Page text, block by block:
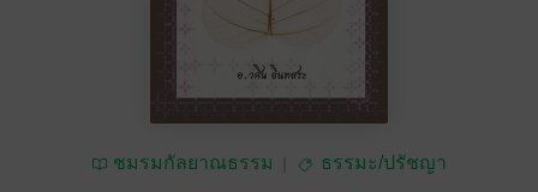
ชมรมกัลยาณธรรม ธรรมะ/ปรัชญา